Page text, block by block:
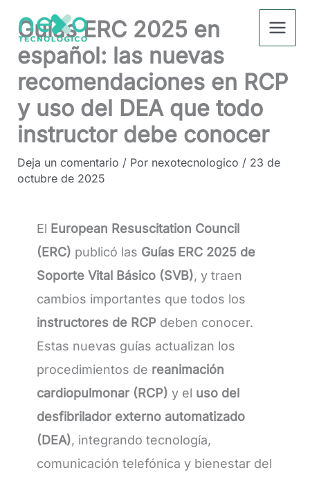
contenido
Guías ERC 2025 en
español: las nuevas
recomendaciones en RCP
y uso del DEA que todo
instructor debe conocer
Deja un comentario / Por nexotecnologico / 23 de
octubre de 2025
El European Resuscitation Council
(ERC) publicó las Guías ERC 2025 de
Soporte Vital Básico (SVB), y traen
cambios importantes que todos los
instructores de RCPdeben conocer.
Estas nuevas guías actualizan los
procedimientos de reanimación
cardiopulmonar (RCP) y el uso del
desfibrilador externo automatizado
(DEA), integrando tecnología,
comunicación telefónica y bienestar del